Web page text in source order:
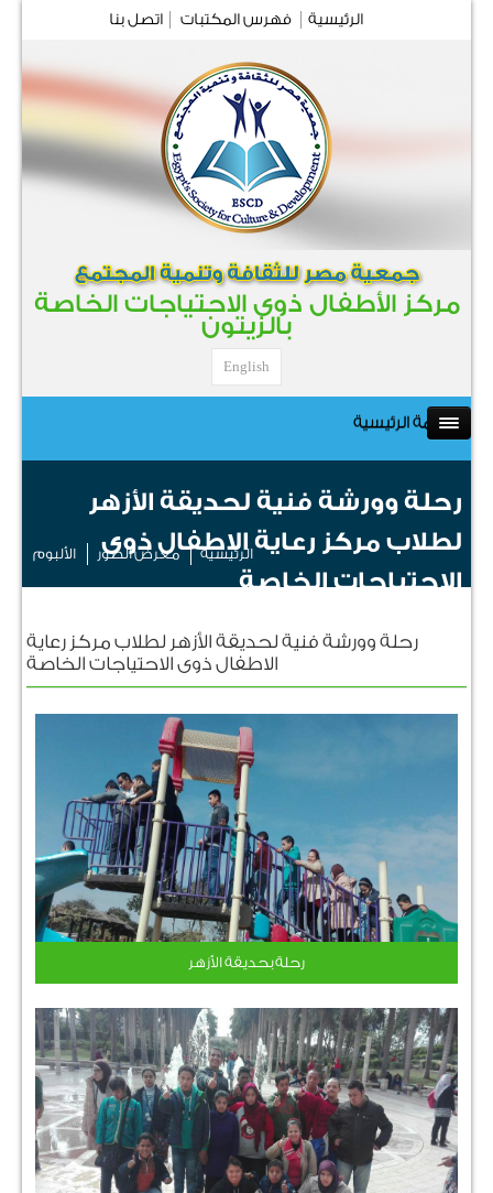
الرئيسية فهرس المكتبات اتصل بنا
مركز الأطفال ذوى الاحتياجات الخاصة
بالزيتون
English
القائمة الرئيسية
رحلة وورشة فنية لحديقة الأزهر
لطلاب مركز رعاية الاطفال ذوى
الاحتياجات الخاصة
الرئيسية معرض الصور الألبوم
رحلة وورشة فنية لحديقة الأزهر لطلاب مركز رعاية
الاطفال ذوى الاحتياجات الخاصة
رحلة بحديقة الأزهر